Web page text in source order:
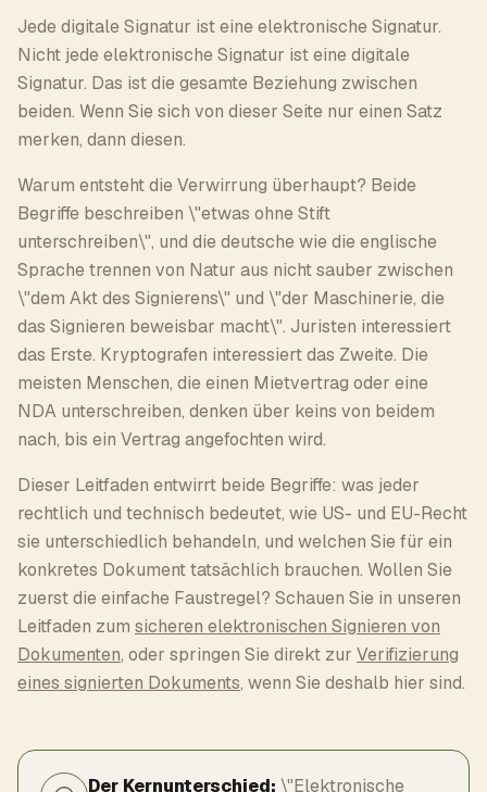
Jede digitale Signatur ist eine elektronische Signatur.
Nicht jede elektronische Signatur ist eine digitale
Signatur. Das ist die gesamte Beziehung zwischen
beiden. Wenn Sie sich von dieser Seite nur einen Satz
merken, dann diesen.
Warum entsteht die Verwirrung überhaupt? Beide
Begriffe beschreiben \"etwas ohne Stift
unterschreiben\", und die deutsche wie die englische
Sprache trennen von Natur aus nicht sauber zwischen
\"dem Akt des Signierens\" und \"der Maschinerie, die
das Signieren beweisbar macht\". Juristen interessiert
das Erste. Kryptografen interessiert das Zweite. Die
meisten Menschen, die einen Mietvertrag oder eine
NDA unterschreiben, denken über keins von beidem
nach, bis ein Vertrag angefochten wird.
Dieser Leitfaden entwirrt beide Begriffe: was jeder
rechtlich und technisch bedeutet, wie US- und EU-Recht
sie unterschiedlich behandeln, und welchen Sie für ein
konkretes Dokument tatsächlich brauchen. Wollen Sie
zuerst die einfache Faustregel? Schauen Sie in unseren
Leitfaden zum sicheren elektronischen Signieren von
Dokumenten, oder springen Sie direkt zur Verifizierung
eines signierten Dokuments, wenn Sie deshalb hier sind.
Der Kernunterschied: \"Elektronische